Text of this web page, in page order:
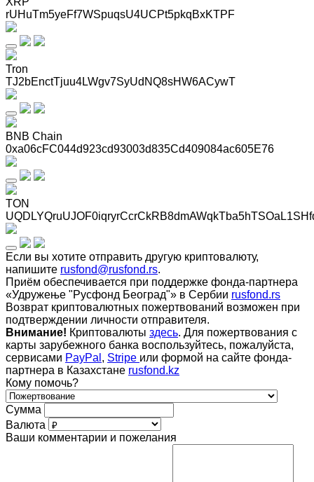
rUHuTm5yeFf7WSpuqsU4UCPt5pkqBxKTPF
Tron
TJ2bEnctTjuu4LWgv7SyUdNQ8sHW6ACywT
BNB Chain
0xa06cFC044d923cd93003d835Cd409084ac605E76
TON
Если вы хотите отправить другую криптовалюту,
напишите rusfond@rusfond.rs.
Приём обеспечивается при поддержке фонда-партнера
«Удружење "Русфонд Београд"» в Сербии rusfond.rs
Возврат криптовалютных пожертвований возможен при
подтверждении личности отправителя.
Внимание! Криптовалюты здесь. Для пожертвования с
карты зарубежного банка воспользуйтесь, пожалуйста,
сервисами PayPal , Stripe или формой на сайте фонда-
партнера в Казахстане rusfond.kz
Кому помочь?
Сумма
Валюта
Ваши комментарии и пожелания